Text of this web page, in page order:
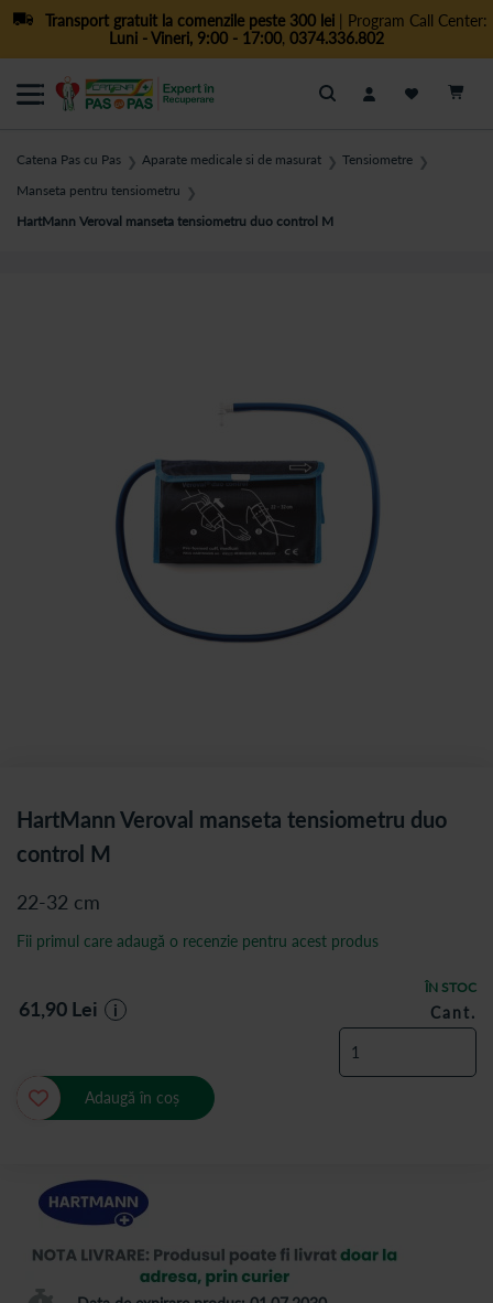
Transport gratuit la comenzile peste 300 lei| Program Call Center:
Luni - Vineri, 9:00 - 17:00, 0374.336.802
Cautare
Catena Pas cu Pas ❯ Aparate medicale si de masurat ❯ Tensiometre ❯
Manseta pentru tensiometru ❯
HartMann Veroval manseta tensiometru duo control M
HartMann Veroval manseta tensiometru duo
control M
22-32 cm
ÎN STOC
Fii primul care adaugă o recenzie pentru acest produs
61,90 Lei i Cant.
Adaugă în coș